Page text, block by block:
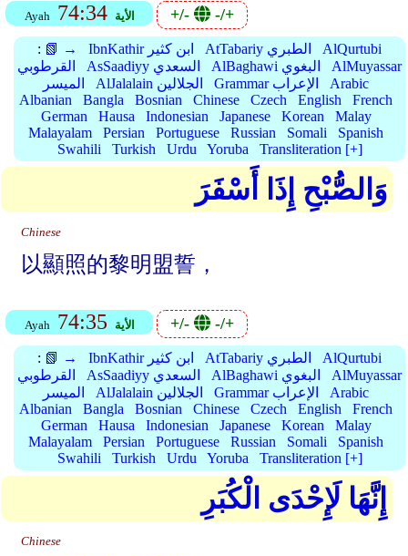
Ayah 74:34 الأية +/- -/+
: 📗 → IbnKathir ابن كثير AtTabariy الطبري
AlQurtubi
القرطوبي
AsSaadiyy السعدي AlBaghawi البغوي
AlMuyassar
الميسر
AlJalalain الجلالين Grammar الإعراب
Arabic
Albanian
Bangla Bosnian Chinese Czech English
French
German
Hausa Indonesian Japanese Korean
Malay
Malayalam
Persian Portuguese Russian Somali
Spanish
Swahili
Turkish Urdu Yoruba Transliteration [+]
وَالصُّبْحِ إِذَا أَسْفَرَ
Chinese
以顯照的黎明盟誓，
Ayah 74:35 الأية +/- -/+
: 📗 → IbnKathir ابن كثير AtTabariy الطبري
AlQurtubi
القرطوبي
AsSaadiyy السعدي AlBaghawi البغوي
AlMuyassar
الميسر
AlJalalain الجلالين Grammar الإعراب
Arabic
Albanian
Bangla Bosnian Chinese Czech English
French
German
Hausa Indonesian Japanese Korean
Malay
Malayalam
Persian Portuguese Russian Somali
Spanish
Swahili
Turkish Urdu Yoruba Transliteration [+]
إِنَّهَا لَإِحْدَى الْكُبَرِ
Chinese